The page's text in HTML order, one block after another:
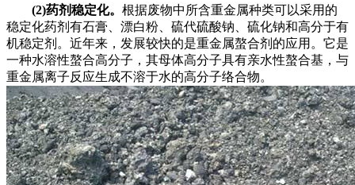
(2)药剂稳定化。 根据废物中所含重金属种类可以采用的
稳定化药剂有石膏、漂白粉、硫代硫酸钠、硫化钠和高分于有
机稳定剂。近年来，发展较快的是重金属螯合剂的应用。它是
一种水溶性螯合高分子，其母体高分子具有亲水性螯合基，与
重金属离子反应生成不溶于水的高分子络合物。